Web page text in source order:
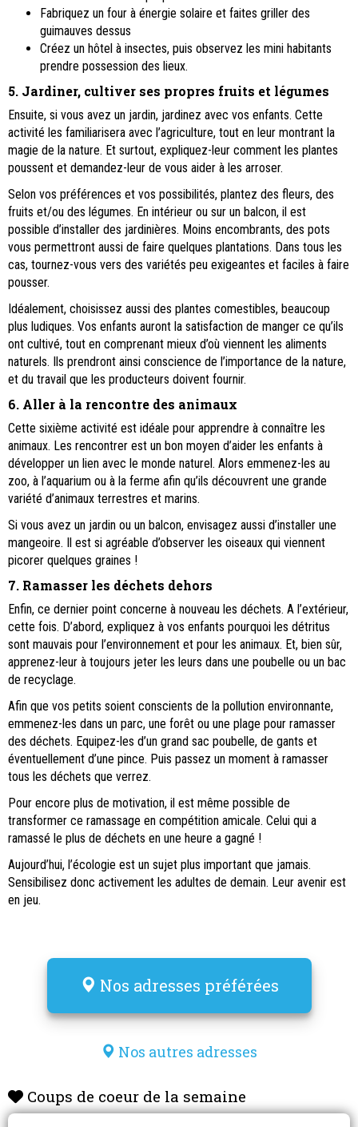
Fabriquez un four à énergie solaire et faites griller des
guimauves dessus
Créez un hôtel à insectes, puis observez les mini habitants
prendre possession des lieux.
5. Jardiner, cultiver ses propres fruits et légumes
Ensuite, si vous avez un jardin, jardinez avec vos enfants. Cette
activité les familiarisera avec l’agriculture, tout en leur montrant la
magie de la nature. Et surtout, expliquez-leur comment les plantes
poussent et demandez-leur de vous aider à les arroser.
Selon vos préférences et vos possibilités, plantez des fleurs, des
fruits et/ou des légumes. En intérieur ou sur un balcon, il est
possible d’installer des jardinières. Moins encombrants, des pots
vous permettront aussi de faire quelques plantations. Dans tous les
cas, tournez-vous vers des variétés peu exigeantes et faciles à faire
pousser.
Idéalement, choisissez aussi des plantes comestibles, beaucoup
plus ludiques. Vos enfants auront la satisfaction de manger ce qu’ils
ont cultivé, tout en comprenant mieux d’où viennent les aliments
naturels. Ils prendront ainsi conscience de l’importance de la nature,
et du travail que les producteurs doivent fournir.
6. Aller à la rencontre des animaux
Cette sixième activité est idéale pour apprendre à connaître les
animaux. Les rencontrer est un bon moyen d’aider les enfants à
développer un lien avec le monde naturel. Alors emmenez-les au
zoo, à l’aquarium ou à la ferme afin qu’ils découvrent une grande
variété d’animaux terrestres et marins.
Si vous avez un jardin ou un balcon, envisagez aussi d’installer une
mangeoire. Il est si agréable d’observer les oiseaux qui viennent
picorer quelques graines !
7. Ramasser les déchets dehors
Enfin, ce dernier point concerne à nouveau les déchets. A l’extérieur,
cette fois. D’abord, expliquez à vos enfants pourquoi les détritus
sont mauvais pour l’environnement et pour les animaux. Et, bien sûr,
apprenez-leur à toujours jeter les leurs dans une poubelle ou un bac
de recyclage.
Afin que vos petits soient conscients de la pollution environnante,
emmenez-les dans un parc, une forêt ou une plage pour ramasser
des déchets. Equipez-les d’un grand sac poubelle, de gants et
éventuellement d’une pince. Puis passez un moment à ramasser
tous les déchets que verrez.
Pour encore plus de motivation, il est même possible de
transformer ce ramassage en compétition amicale. Celui qui a
ramassé le plus de déchets en une heure a gagné !
Aujourd’hui, l’écologie est un sujet plus important que jamais.
Sensibilisez donc activement les adultes de demain. Leur avenir est
en jeu.
Nos adresses préférées
Nos autres adresses
Coups de coeur de la semaine